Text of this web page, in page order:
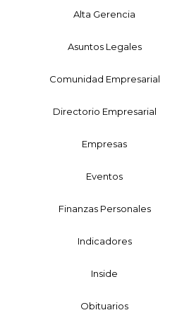
Alta Gerencia
Asuntos Legales
Comunidad Empresarial
Directorio Empresarial
Empresas
Eventos
Finanzas Personales
Indicadores
Inside
Obituarios